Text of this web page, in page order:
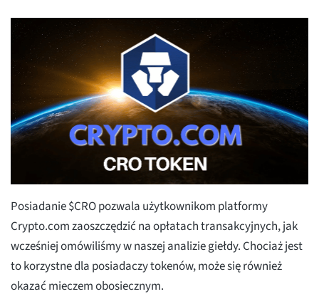
Posiadanie $CRO pozwala użytkownikom platformy
Crypto.com zaoszczędzić na opłatach transakcyjnych, jak
wcześniej omówiliśmy w naszej analizie giełdy. Chociaż jest
to korzystne dla posiadaczy tokenów, może się również
okazać mieczem obosiecznym.